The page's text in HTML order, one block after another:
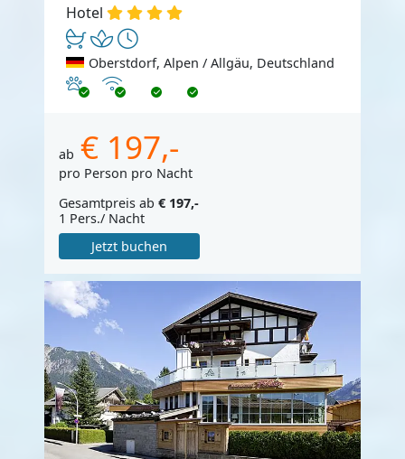
Hotel
Oberstdorf, Alpen / Allgäu, Deutschland
Haustiere erlaubt
Internet
ab € 197,-
pro Person pro Nacht
Gesamtpreis ab € 197,-
1 Pers./ Nacht
Jetzt buchen